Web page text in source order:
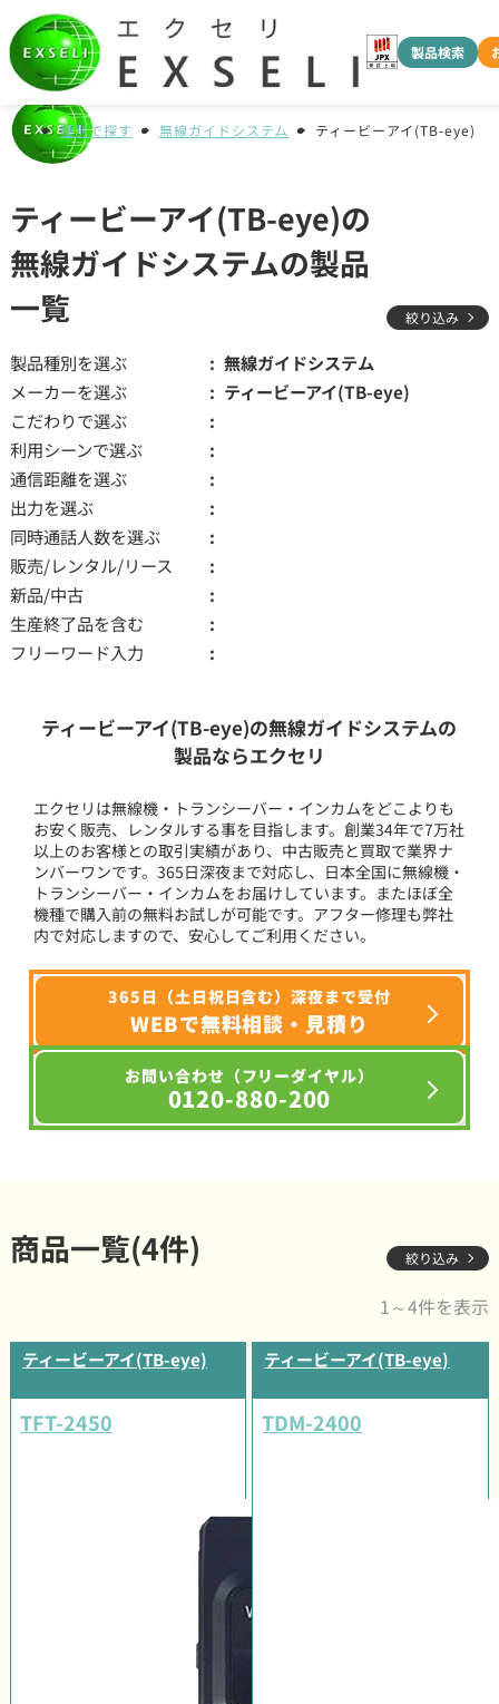
製品検索
種別で探す 無線ガイドシステム ティービーアイ(TB-eye)
ティービーアイ(TB-eye)の
無線ガイドシステムの製品
一覧
絞り込み
製品種別を選ぶ
無線ガイドシステム
メーカーを選ぶ
ティービーアイ(TB-eye)
こだわりで選ぶ
利用シーンで選ぶ
通信距離を選ぶ
出力を選ぶ
同時通話人数を選ぶ
販売/レンタル/リース
新品/中古
生産終了品を含む
フリーワード入力
ティービーアイ(TB-eye)の無線ガイドシステムの
製品ならエクセリ
エクセリは無線機・トランシーバー・インカムをどこよりも
お安く販売、レンタルする事を目指します。創業34年で7万社
以上のお客様との取引実績があり、中古販売と買取で業界ナ
ンバーワンです。365日深夜まで対応し、日本全国に無線機・
トランシーバー・インカムをお届けしています。またほぼ全
機種で購入前の無料お試しが可能です。アフター修理も弊社
内で対応しますので、安心してご利用ください。
365日（土日祝日含む）深夜まで受付
WEBで無料相談・見積り
お問い合わせ（フリーダイヤル）
0120-880-200
商品一覧(4件) 絞り込み
1～4件を表示
ティービーアイ(TB-eye)
TFT-2450
ティービーアイ(TB-eye)
TDM-2400